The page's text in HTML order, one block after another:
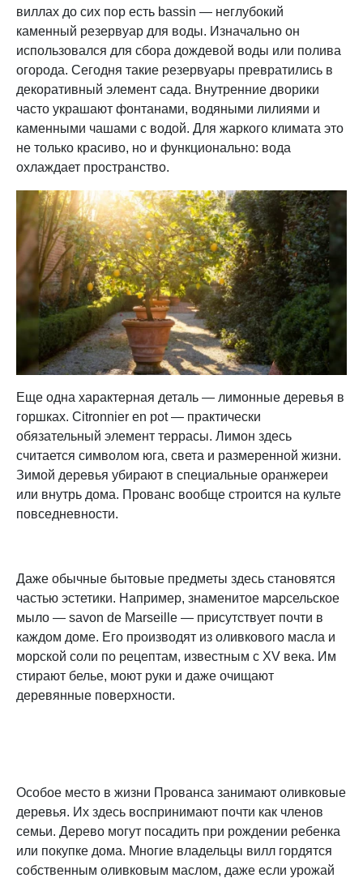
виллах до сих пор есть bassin — неглубокий
каменный резервуар для воды. Изначально он
использовался для сбора дождевой воды или полива
огорода. Сегодня такие резервуары превратились в
декоративный элемент сада. Внутренние дворики
часто украшают фонтанами, водяными лилиями и
каменными чашами с водой. Для жаркого климата это
не только красиво, но и функционально: вода
охлаждает пространство.
Еще одна характерная деталь — лимонные деревья в
горшках. Citronnier en pot — практически
обязательный элемент террасы. Лимон здесь
считается символом юга, света и размеренной жизни.
Зимой деревья убирают в специальные оранжереи
или внутрь дома. Прованс вообще строится на культе
повседневности.
Даже обычные бытовые предметы здесь становятся
частью эстетики. Например, знаменитое марсельское
мыло — savon de Marseille — присутствует почти в
каждом доме. Его производят из оливкового масла и
морской соли по рецептам, известным с XV века. Им
стирают белье, моют руки и даже очищают
деревянные поверхности.
Особое место в жизни Прованса занимают оливковые
деревья. Их здесь воспринимают почти как членов
семьи. Дерево могут посадить при рождении ребенка
или покупке дома. Многие владельцы вилл гордятся
собственным оливковым маслом, даже если урожай